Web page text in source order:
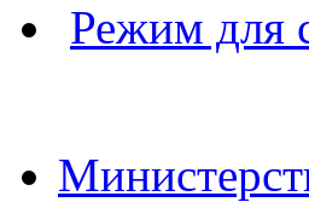
Режим для